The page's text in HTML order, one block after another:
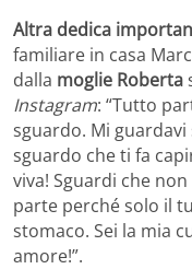
Altra dedica
familiare in casa
dalla moglie Roberta
Instagram: “Tutto
sguardo. Mi
sguardo che ti fa
viva! Sguardi che
parte perché solo il
stomaco. Sei la mia
amore!”.